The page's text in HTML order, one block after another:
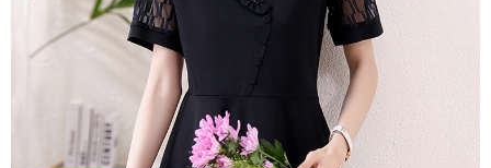
時審查核予不同之上限額度；若仍有額度不足之情形，本公司將視審查結果
請求用戶進行身份認證。
５．嚴禁一人註冊多個帳號或使用他人資訊註冊。若發現惡意使用之情形，
恩沛科技股份有限公司將有權停止該用戶之使用額度並採取法律行動。
離島-郵局寄送
每筆NT$90，滿NT$699(含以上)免運費